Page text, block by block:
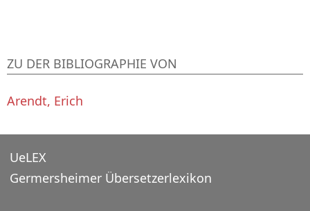
ZU DER BIBLIOGRAPHIE VON
Arendt, Erich
UeLEX
Germersheimer Übersetzerlexikon